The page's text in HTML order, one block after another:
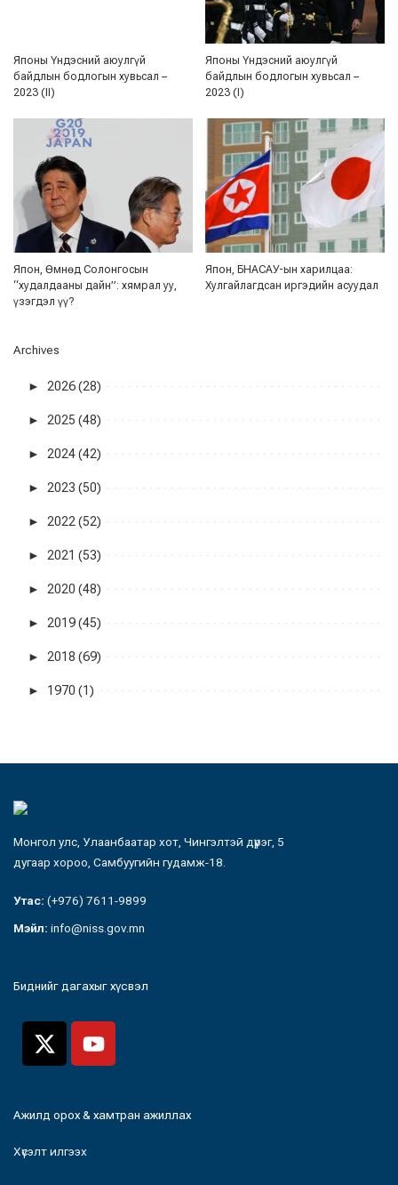
Японы Үндэсний аюулгүй
байдлын бодлогын хувьсал –
2023 (II)
Японы Үндэсний аюулгүй
байдлын бодлогын хувьсал –
2023 (I)
Япон, Өмнөд Солонгосын
“худалдааны дайн”: хямрал уу,
үзэгдэл үү?
Япон, БНАСАУ-ын харилцаа:
Хулгайлагдсан иргэдийн асуудал
Archives
► 2026 (28)
► 2025 (48)
► 2024 (42)
► 2023 (50)
► 2022 (52)
► 2021 (53)
► 2020 (48)
► 2019 (45)
► 2018 (69)
► 1970 (1)
Монгол улс, Улаанбаатар хот, Чингэлтэй дүүрэг, 5
дугаар хороо, Самбуугийн гудамж-18.
Утас: (+976) 7611-9899
Мэйл: info@niss.gov.mn
Биднийг дагахыг хүсвэл
Ажилд орох & хамтран ажиллах
Хүсэлт илгээх